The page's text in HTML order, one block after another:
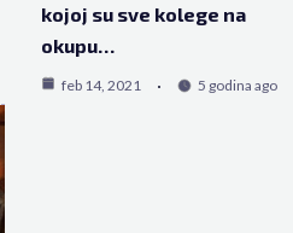
kojoj su sve kolege na
okupu…
feb 14, 2021 5 godina ago